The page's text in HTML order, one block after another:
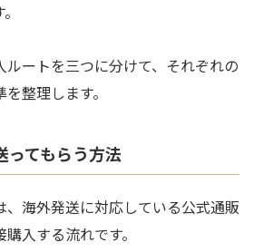
ルートを三つに分けて、それぞれの
整理します。
ってもらう方法
、海外発送に対応している公式通販
入する流れです。